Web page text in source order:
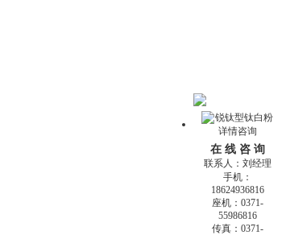
在 线 咨 询
联系人：刘经理
手机：
18624936816
座机：0371-
55986816
传真：0371-